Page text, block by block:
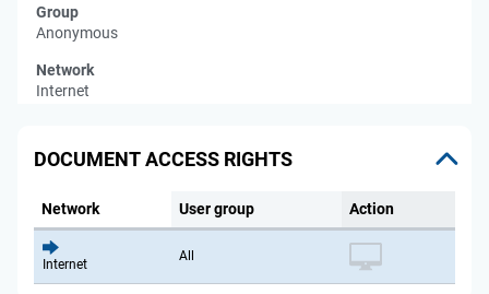
Group
Anonymous
Network
Internet
DOCUMENT ACCESS RIGHTS
Network User group Action
Internet
All